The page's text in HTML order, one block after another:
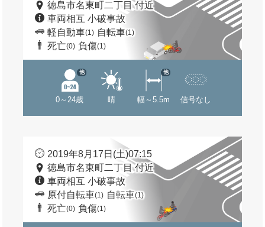
徳島市名東町二丁目 付近
車両相互 小破事故
軽自動車(1) 自転車(1)
死亡(0) 負傷(1)
0～24歳
他
晴 幅～5.5m
他
信号なし
2019年8月17日(土)07:15
徳島市名東町二丁目 付近
車両相互 小破事故
原付自転車(1) 自転車(1)
死亡(0) 負傷(1)